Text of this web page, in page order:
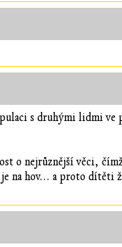
s druhými lidmi ve
o nejrůznější věci,
na hov... a proto dítěti